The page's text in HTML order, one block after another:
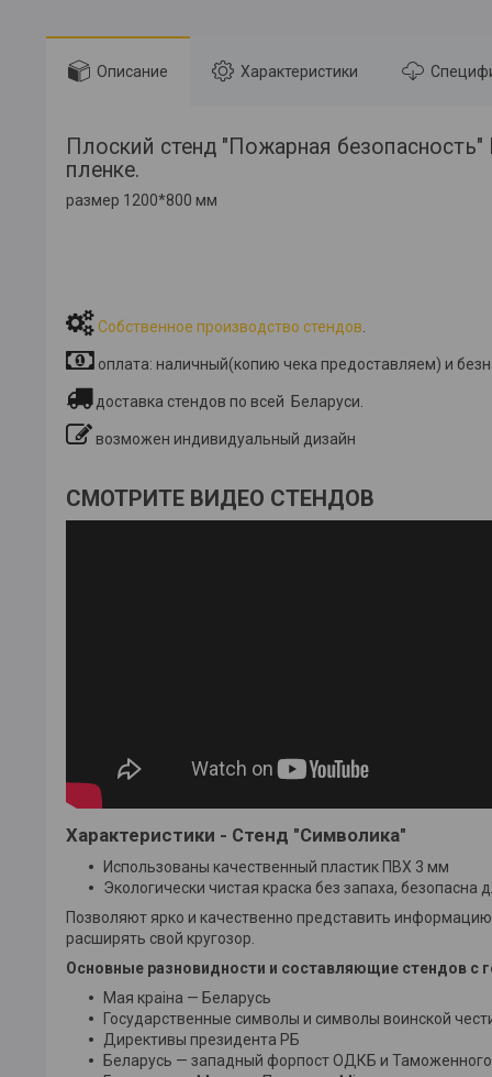
Описание Характеристики
Плоский стенд "Пожарная
пленке.
размер 1200*800 мм
Собственное производство стендов
оплата: наличный(копию чека предоставляем) и
доставка стендов по всей Беларуси.
возможен индивидуальный дизайн
СМОТРИТЕ ВИДЕО СТЕНДОВ
Характеристики - Стенд "Символика"
Использованы качественный пластик ПВХ 3 мм
Экологически чистая краска без запаха, безопасна
Позволяют ярко и качественно представить
расширять свой кругозор.
Основные разновидности и составляющие стендов с
Мая краiна — Беларусь
Государственные символы и символы воинской
Директивы президента РБ
Беларусь — западный форпост ОДКБ и